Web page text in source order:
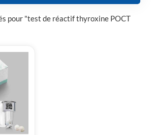
pour "test de réactif thyroxine POCT